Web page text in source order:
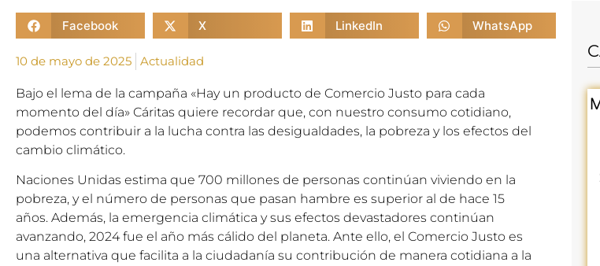
Facebook X LinkedIn WhatsApp
10 de mayo de 2025 Actualidad
Bajo el lema de la campaña «Hay un producto de Comercio Justo para cada
momento del día» Cáritas quiere recordar que, con nuestro consumo cotidiano,
podemos contribuir a la lucha contra las desigualdades, la pobreza y los efectos del
cambio climático.
Naciones Unidas estima que 700 millones de personas continúan viviendo en la
pobreza, y el número de personas que pasan hambre es superior al de hace 15
años. Además, la emergencia climática y sus efectos devastadores continúan
avanzando, 2024 fue el año más cálido del planeta. Ante ello, el Comercio Justo es
una alternativa que facilita a la ciudadanía su contribución de manera cotidiana a la